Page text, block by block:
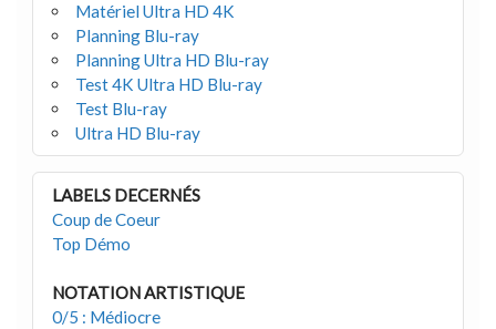
Matériel Ultra HD 4K
Planning Blu-ray
Planning Ultra HD Blu-ray
Test 4K Ultra HD Blu-ray
Test Blu-ray
Ultra HD Blu-ray
LABELS DECERNÉS
Coup de Coeur
Top Démo
NOTATION ARTISTIQUE
0/5 : Médiocre